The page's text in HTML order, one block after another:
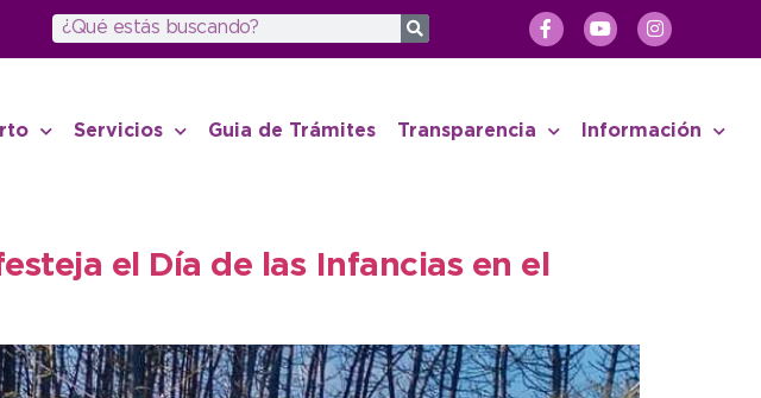
Servicios Guia de Trámites Transparencia Información
el Día de las Infancias en el